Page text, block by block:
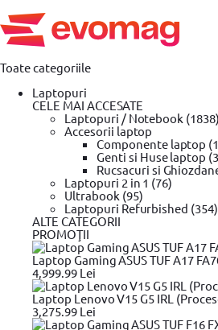
Toate categoriile
Laptopuri
CELE MAI ACCESATE
Laptopuri / Notebook (1838)
Accesorii laptop
Componente laptop
Genti si Huse laptop
Rucsacuri si
Laptopuri 2 in 1 (76)
Ultrabook (95)
Laptopuri Refurbished (354)
ALTE CATEGORII
PROMOŢII
Laptop Gaming ASUS TUF A17
4,999.99 Lei
Laptop Lenovo V15 G5 IRL
3,275.99 Lei
Prima pagina »Casa, decoratiuni &
Geanta scule
Filtrare produse